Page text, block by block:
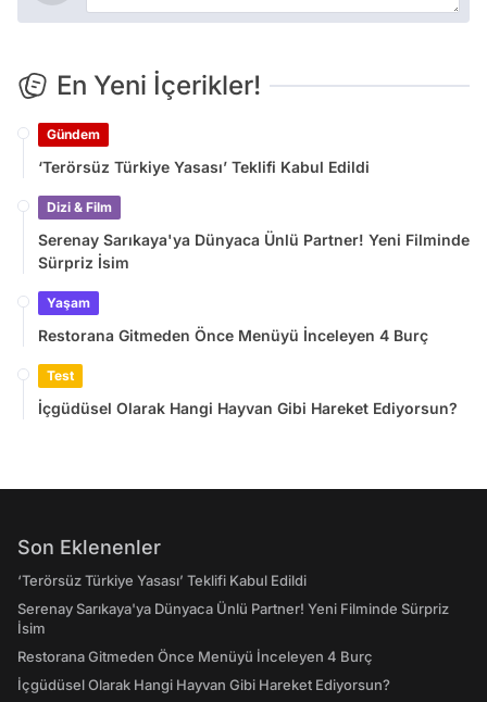
En Yeni İçerikler!
Gündem
‘Terörsüz Türkiye Yasası’ Teklifi Kabul Edildi
Dizi & Film
Serenay Sarıkaya'ya Dünyaca Ünlü Partner! Yeni Filminde
Sürpriz İsim
Yaşam
Restorana Gitmeden Önce Menüyü İnceleyen 4 Burç
Test
İçgüdüsel Olarak Hangi Hayvan Gibi Hareket Ediyorsun?
Son Eklenenler
‘Terörsüz Türkiye Yasası’ Teklifi Kabul Edildi
Serenay Sarıkaya'ya Dünyaca Ünlü Partner! Yeni Filminde Sürpriz
İsim
Restorana Gitmeden Önce Menüyü İnceleyen 4 Burç
İçgüdüsel Olarak Hangi Hayvan Gibi Hareket Ediyorsun?